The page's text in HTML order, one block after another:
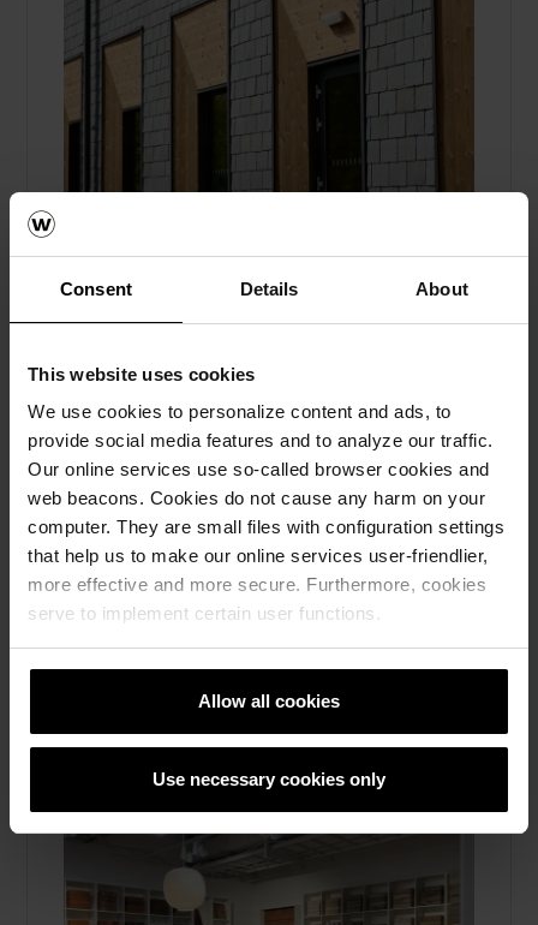
Consent Details About
This website uses cookies
We use cookies to personalize content and ads, to
provide social media features and to analyze our traffic.
Our online services use so-called browser cookies and
web beacons. Cookies do not cause any harm on your
computer. They are small files with configuration settings
that help us to make our online services user-friendlier,
more effective and more secure. Furthermore, cookies
serve to implement certain user functions.
Allow all cookies
Use necessary cookies only
Eriksonsgymnasiet i Borås
Referenser, Skärmtegel
Ny tillbyggnad klädd i skiffer från
wienerberger ger nytt liv åt Sven
Eriksonsgymnasiet. Ett arkitektoniskt möte
mellan arv och samtida materialval. Läs här.
Läs mera